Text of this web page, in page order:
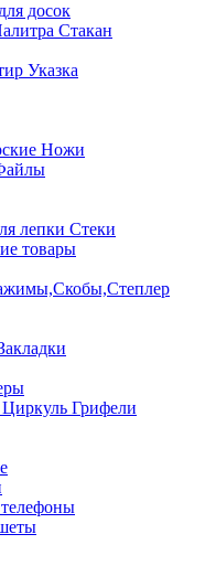
досок
Стакан
Указка
Ножи
лепки Стеки
товары
Грифели